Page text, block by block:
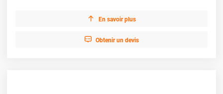
 En savoir plus
 Obtenir un devis